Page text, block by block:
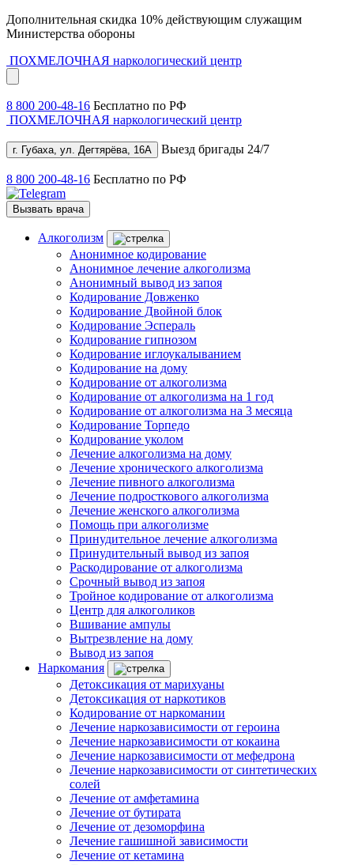
Дополнительная скидка 10% действующим служащим
Министерства обороны
ПОХМЕЛОЧНАЯ наркологический центр
8 800 200-48-16 Бесплатно по РФ
ПОХМЕЛОЧНАЯ наркологический центр
г. Губаха, ул. Дегтярёва, 16А Выезд бригады 24/7
8 800 200-48-16 Бесплатно по РФ
Вызвать врача
Алкоголизм
Анонимное кодирование
Анонимное лечение алкоголизма
Анонимный вывод из запоя
Кодирование Довженко
Кодирование Двойной блок
Кодирование Эспераль
Кодирование гипнозом
Кодирование иглоукалыванием
Кодирование на дому
Кодирование от алкоголизма
Кодирование от алкоголизма на 1 год
Кодирование от алкоголизма на 3 месяца
Кодирование Торпедо
Кодирование уколом
Лечение алкоголизма на дому
Лечение хронического алкоголизма
Лечение пивного алкоголизма
Лечение подросткового алкоголизма
Лечение женского алкоголизма
Помощь при алкоголизме
Принудительное лечение алкоголизма
Принудительный вывод из запоя
Раскодирование от алкоголизма
Срочный вывод из запоя
Тройное кодирование от алкоголизма
Центр для алкоголиков
Вшивание ампулы
Вытрезвление на дому
Вывод из запоя
Наркомания
Детоксикация от марихуаны
Детоксикация от наркотиков
Кодирование от наркомании
Лечение наркозависимости от героина
Лечение наркозависимости от кокаина
Лечение наркозависимости от мефедрона
Лечение наркозависимости от синтетических
солей
Лечение от амфетамина
Лечение от бутирата
Лечение от дезоморфина
Лечение гашишной зависимости
Лечение от кетамина